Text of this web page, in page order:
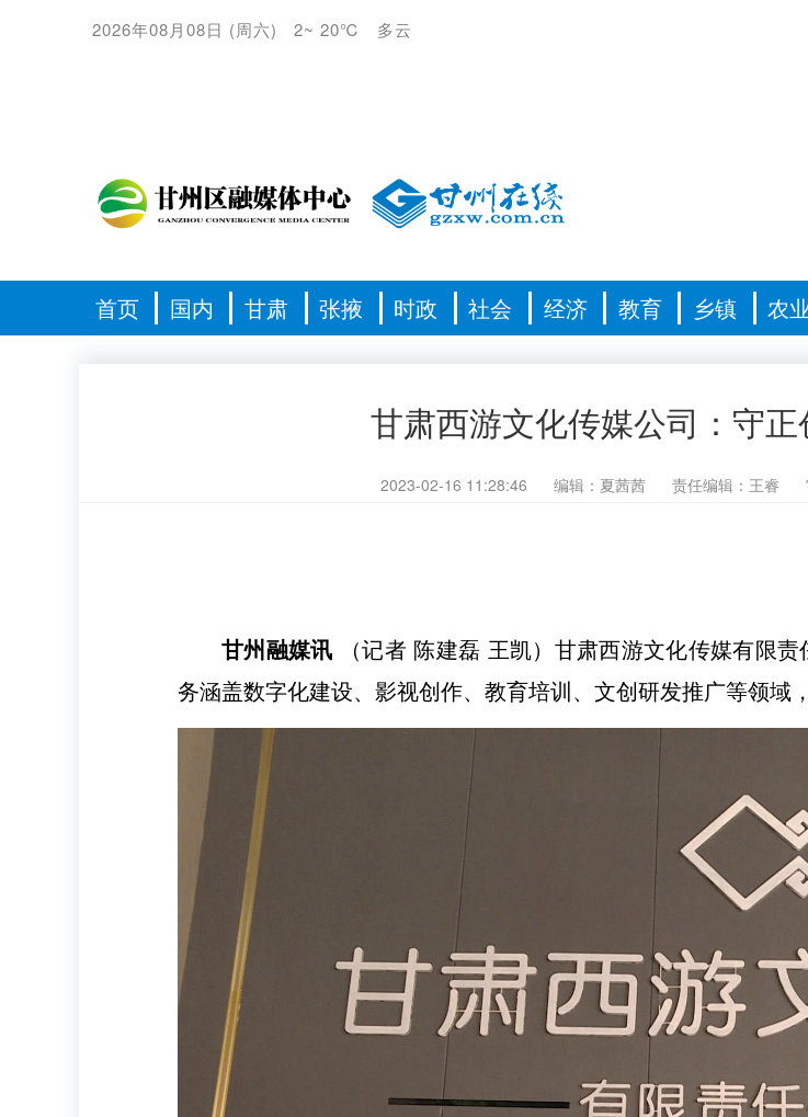
2026年08月08日 (周六) 2~ 20℃ 多云
首页 国内 甘肃 张掖 时政 社会 经济 教育 乡镇 农
甘肃西游文化传媒公司：守
2023-02-16 11:28:46 编辑：夏茜茜 责任编辑：王睿
甘州融媒讯
（记者 陈建磊 王凯）甘肃西游文化传媒有限
务涵盖数字化建设、影视创作、教育培训、文创研发推广等领域